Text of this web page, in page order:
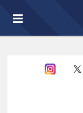
Toggle
navigation